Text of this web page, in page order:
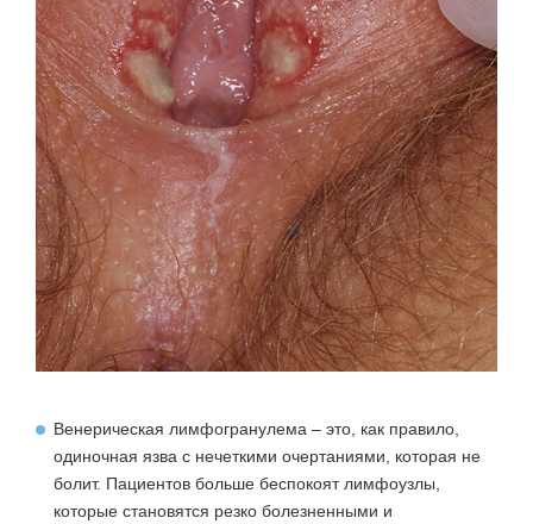
Венерическая лимфогранулема – это, как правило,
одиночная язва с нечеткими очертаниями, которая не
болит. Пациентов больше беспокоят лимфоузлы,
которые становятся резко болезненными и